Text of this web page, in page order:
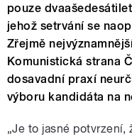
pouze
jehož setrvání se
Zřejmě
Komunistická strana
dosavadní praxí
výboru kandidáta na
„Je to jasné potvrzení,